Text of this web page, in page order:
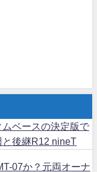
ベースの決定版で
後継R12 nineT
07か？元両オーナ